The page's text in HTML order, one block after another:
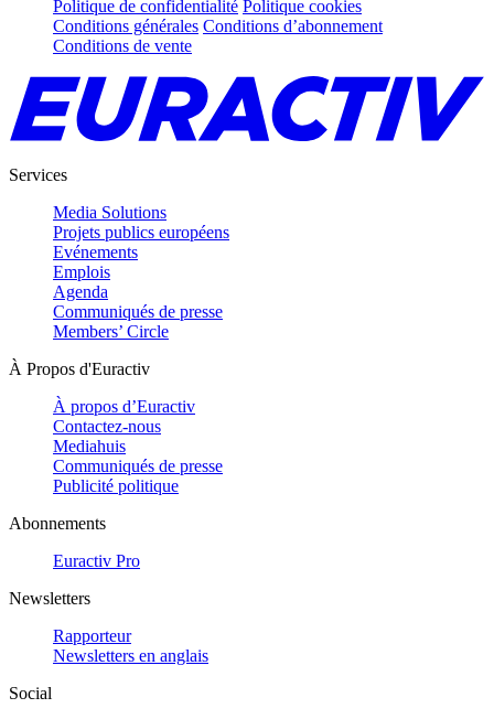
Politique de confidentialité Politique cookies
Conditions générales Conditions d’abonnement
Conditions de vente
Services
Media Solutions
Projets publics européens
Evénements
Emplois
Agenda
Communiqués de presse
Members’ Circle
À Propos d'Euractiv
À propos d’Euractiv
Contactez-nous
Mediahuis
Communiqués de presse
Publicité politique
Abonnements
Euractiv Pro
Newsletters
Rapporteur
Newsletters en anglais
Social